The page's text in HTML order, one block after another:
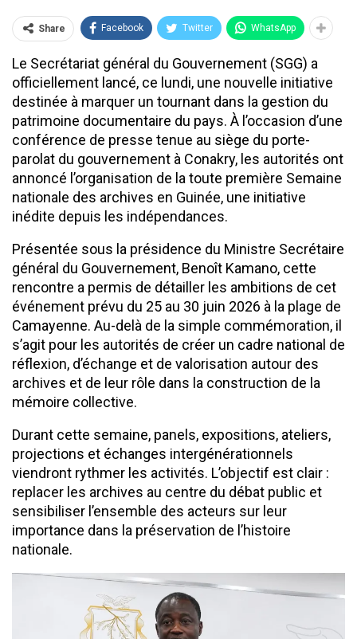
Share Facebook Twitter WhatsApp
Le Secrétariat général du Gouvernement (SGG) a
officiellement lancé, ce lundi, une nouvelle initiative
destinée à marquer un tournant dans la gestion du
patrimoine documentaire du pays. À l’occasion d’une
conférence de presse tenue au siège du porte-
parolat du gouvernement à Conakry, les autorités ont
annoncé l’organisation de la toute première Semaine
nationale des archives en Guinée, une initiative
inédite depuis les indépendances.
Présentée sous la présidence du Ministre Secrétaire
général du Gouvernement, Benoît Kamano, cette
rencontre a permis de détailler les ambitions de cet
événement prévu du 25 au 30 juin 2026 à la plage de
Camayenne. Au-delà de la simple commémoration, il
s’agit pour les autorités de créer un cadre national de
réflexion, d’échange et de valorisation autour des
archives et de leur rôle dans la construction de la
mémoire collective.
Durant cette semaine, panels, expositions, ateliers,
projections et échanges intergénérationnels
viendront rythmer les activités. L’objectif est clair :
replacer les archives au centre du débat public et
sensibiliser l’ensemble des acteurs sur leur
importance dans la préservation de l’histoire
nationale.